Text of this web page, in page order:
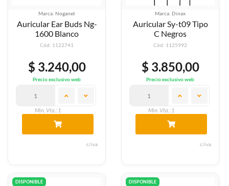
Marca: Noganet
Auricular Ear Buds Ng-
1600 Blanco
Cód: 1122741
$ 3.240,00
Precio exclusivo web
Min. Vta.: 1
c/iva
Marca: Dinax
Auricular Sy-t09 Tipo
C Negros
Cód: 1125992
$ 3.850,00
Precio exclusivo web
Min. Vta.: 1
c/iva
DISPONIBLE DISPONIBLE